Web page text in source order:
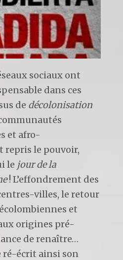
sociaux ont
dans ces
de décolonisation
et afro-
repris le pouvoir,
le jour de la
! L’effondrement des
villes, le retour
et
origines pré-
de renaître…
ré-écrit ainsi son